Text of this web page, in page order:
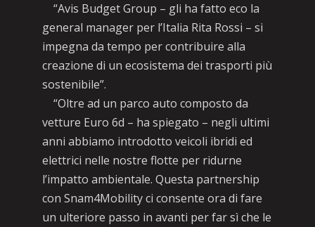
“Avis Budget Group – gli ha fatto eco la
general manager per l’Italia Rita Rossi – si
impegna da tempo per contribuire alla
creazione di un ecosistema dei trasporti più
sostenibile”.
“Oltre ad un parco auto composto da
vetture Euro 6d – ha spiegato – negli ultimi
anni abbiamo introdotto veicoli ibridi ed
elettrici nelle nostre flotte per ridurne
l’impatto ambientale. Questa partnership
con Snam4Mobility ci consente ora di fare
un ulteriore passo in avanti per far sì che le